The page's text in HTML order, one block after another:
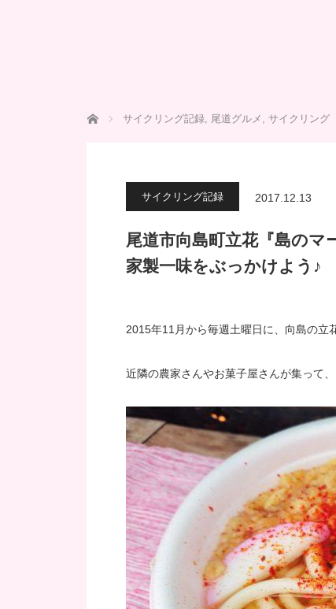
ホーム サイクリング記録, 尾道グルメ , サイクリング
サイクリング記録 2017.12.13
尾道市向島町立花『島の
家製一味をぶっかけよう♪
2015年11月から毎週土曜日に、向島の立
近隣の農家さんやお菓子屋さんが集って